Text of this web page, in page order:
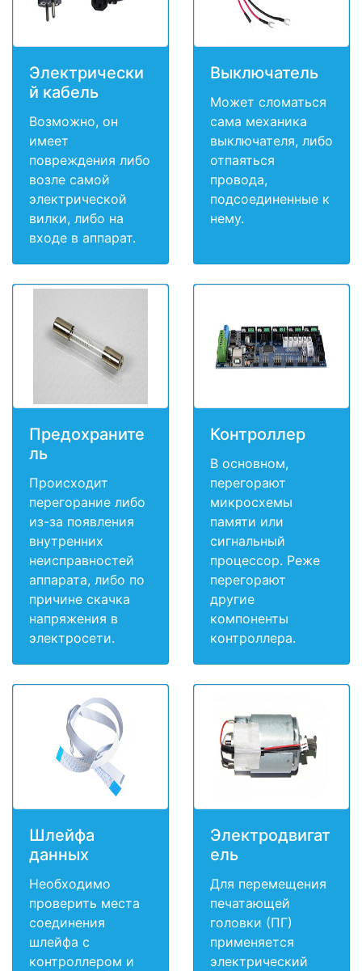
Электрически
й кабель
Возможно, он
имеет
повреждения либо
возле самой
электрической
вилки, либо на
входе в аппарат.
Выключатель
Может сломаться
сама механика
выключателя, либо
отпаяться
провода,
подсоединенные к
нему.
Предохраните
ль
Происходит
перегорание либо
из-за появления
внутренних
неисправностей
аппарата, либо по
причине скачка
напряжения в
электросети.
Контроллер
В основном,
перегорают
микросхемы
памяти или
сигнальный
процессор. Реже
перегорают
другие
компоненты
контроллера.
Шлейфа
данных
Необходимо
проверить места
соединения
шлейфа с
контроллером и
Электродвигат
ель
Для перемещения
печатающей
головки (ПГ)
применяется
электрический